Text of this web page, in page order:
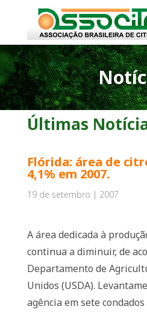
Últimas
Flórida: área de
4,1% em 2007.
19 de setembro | 2007
A área dedicada à
continua a diminuir, de
Departamento de
Unidos (USDA).
agência em sete